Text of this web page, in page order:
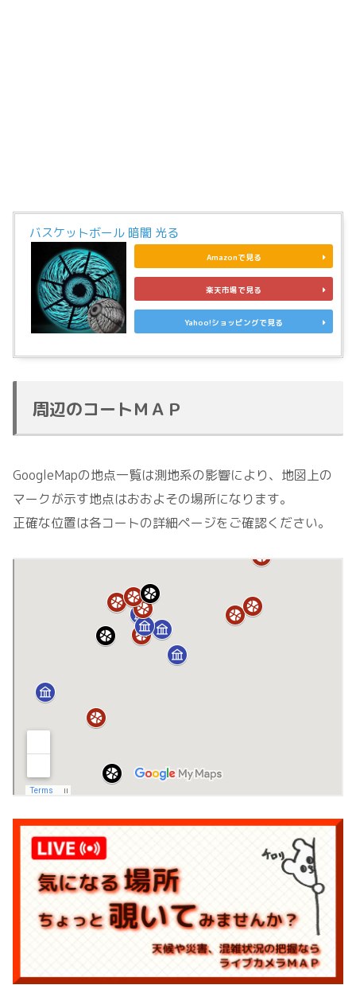
バスケットボール 暗闇 光る
Amazonで見る
楽天市場で見る
Yahoo!ショッピングで見る
周辺のコートＭＡＰ
GoogleMapの地点一覧は測地系の影響により、地図上の
マークが示す地点はおおよその場所になります。
正確な位置は各コートの詳細ページをご確認ください。